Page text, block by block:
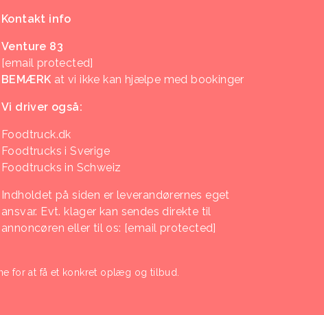
Kontakt info
Venture 83
[email protected]
BEMÆRK at vi ikke kan hjælpe med bookinger
Vi driver også:
Foodtruck.dk
Foodtrucks i Sverige
Foodtrucks in Schweiz
Indholdet på siden er leverandørernes eget
ansvar. Evt. klager kan sendes direkte til
annoncøren eller til os: [email protected]
for at få et konkret oplæg og tilbud.